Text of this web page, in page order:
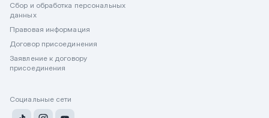
Сбор и обработка персональных
данных
Правовая информация
Договор присоединения
Заявление к договору
присоединения
Социальные сети